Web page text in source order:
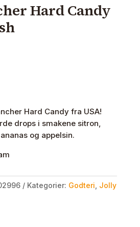
Hard Candy
Hard Candy fra USA!
drops i smakene sitron,
og appelsin.
Kategorier: Godteri Jolly